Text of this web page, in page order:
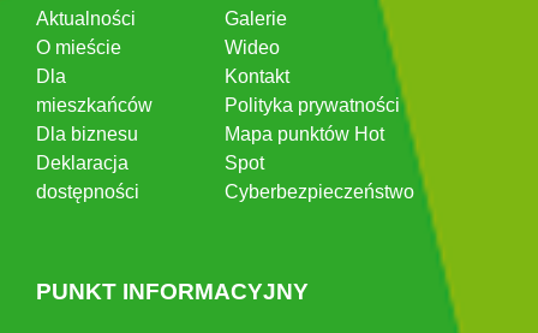
Aktualności
O mieście
Dla
mieszkańców
Dla biznesu
Deklaracja
dostępności
Galerie
Wideo
Kontakt
Polityka prywatności
Mapa punktów Hot
Spot
Cyberbezpieczeństwo
PUNKT INFORMACYJNY